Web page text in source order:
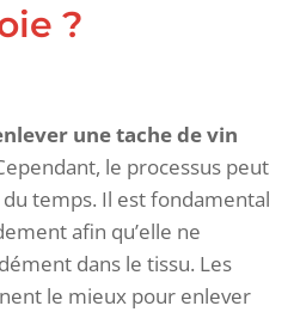
?
une tache de vin
le processus peut
temps. Il est fondamental
afin qu’elle ne
dans le tissu. Les
le mieux pour enlever